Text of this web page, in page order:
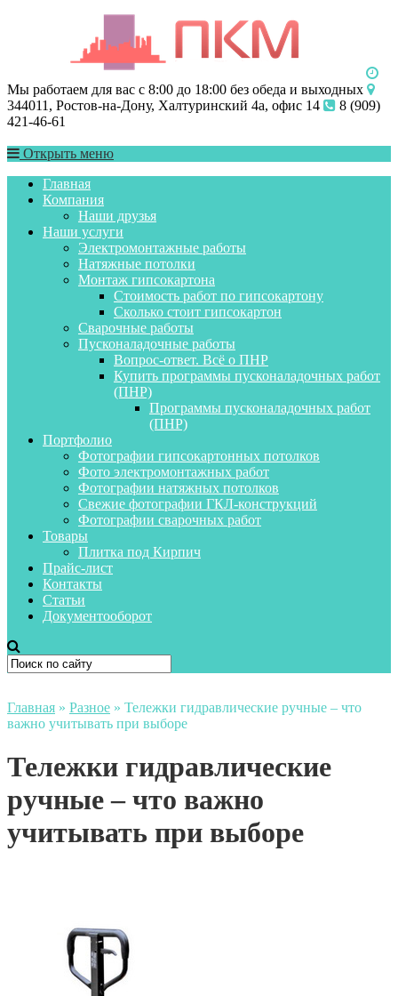
Мы работаем для вас с 8:00 до 18:00 без обеда и выходных
344011, Ростов-на-Дону, Халтуринский 4а, офис 14
8 (909)
421-46-61
Открыть меню
Главная
Компания
Наши друзья
Наши услуги
Электромонтажные работы
Натяжные потолки
Монтаж гипсокартона
Стоимость работ по гипсокартону
Сколько стоит гипсокартон
Сварочные работы
Пусконаладочные работы
Вопрос-ответ. Всё о ПНР
Купить программы пусконаладочных работ
(ПНР)
Программы пусконаладочных работ
(ПНР)
Портфолио
Фотографии гипсокартонных потолков
Фото электромонтажных работ
Фотографии натяжных потолков
Свежие фотографии ГКЛ-конструкций
Фотографии сварочных работ
Товары
Плитка под Кирпич
Прайс-лист
Контакты
Статьи
Документооборот
Главная » Разное » Тележки гидравлические ручные – что
важно учитывать при выборе
Тележки гидравлические
ручные – что важно
учитывать при выборе